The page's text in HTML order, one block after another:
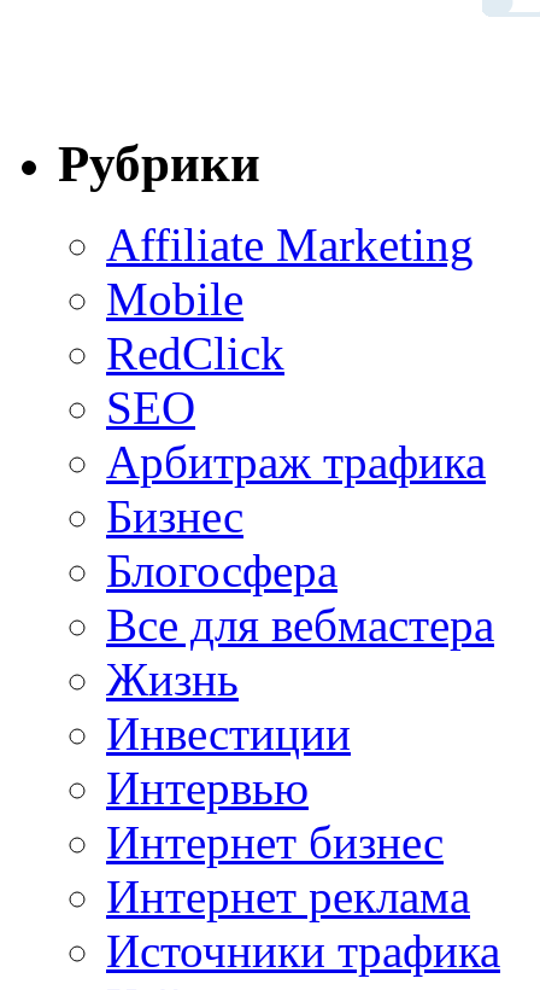
Рубрики
Affiliate Marketing
Mobile
RedClick
SEO
Арбитраж трафика
Бизнес
Блогосфера
Все для вебмастера
Жизнь
Инвестиции
Интервью
Интернет бизнес
Интернет реклама
Источники трафика